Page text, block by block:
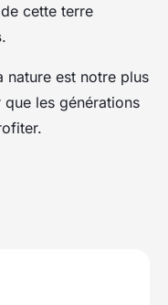
cette terre
.
nature est notre plus
les générations